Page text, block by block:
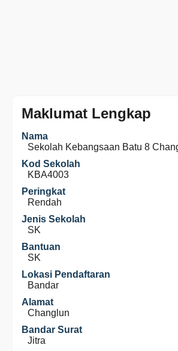
Maklumat Lengkap
Nama
Sekolah Kebangsaan Batu 8
Kod Sekolah
KBA4003
Peringkat
Rendah
Jenis Sekolah
SK
Bantuan
SK
Lokasi Pendaftaran
Bandar
Alamat
Changlun
Bandar Surat
Jitra